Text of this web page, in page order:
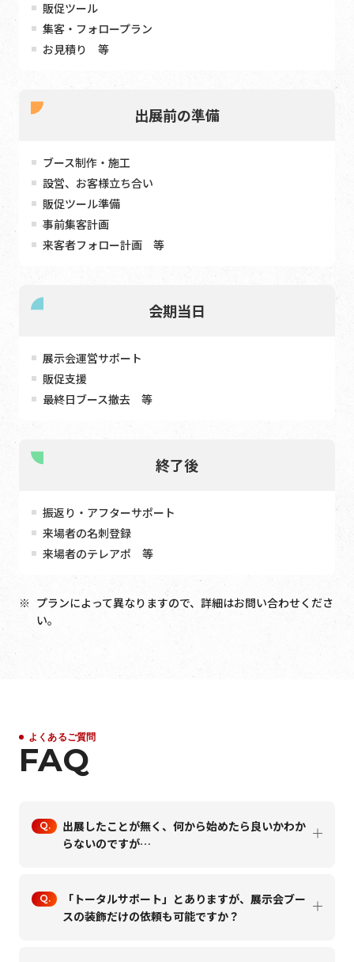
販促ツール
集客・フォロープラン
お見積り 等
出展前の準備
ブース制作・施工
設営、お客様立ち合い
販促ツール準備
事前集客計画
来客者フォロー計画 等
会期当日
展示会運営サポート
販促支援
最終日ブース撤去 等
終了後
振返り・アフターサポート
来場者の名刺登録
来場者のテレアポ 等
プランによって異なりますので、詳細はお問い合わせくださ
い。
よくあるご質問
FAQ
出展したことが無く、何から始めたら良いかわか
らないのですが…
「トータルサポート」とありますが、展示会ブー
スの装飾だけの依頼も可能ですか？